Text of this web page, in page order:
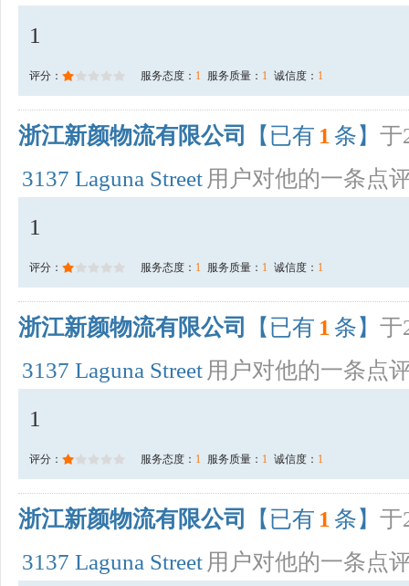
1
评分： 服务态度： 1 服务质量： 1 诚信度： 1
浙江新颜物流有限公司 【已有 1 条】 于
3137 Laguna Street 用户对他的一条点
1
评分： 服务态度： 1 服务质量： 1 诚信度： 1
浙江新颜物流有限公司 【已有 1 条】 于
3137 Laguna Street 用户对他的一条点
1
评分： 服务态度： 1 服务质量： 1 诚信度： 1
浙江新颜物流有限公司 【已有 1 条】 于
3137 Laguna Street 用户对他的一条点